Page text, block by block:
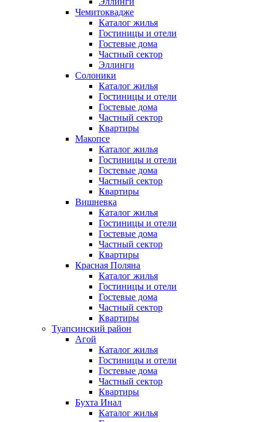
Чемитоквадже
Каталог жилья
Гостиницы и отели
Гостевые дома
Частный сектор
Эллинги
Солоники
Каталог жилья
Гостиницы и отели
Гостевые дома
Частный сектор
Квартиры
Макопсе
Каталог жилья
Гостиницы и отели
Гостевые дома
Частный сектор
Квартиры
Вишневка
Каталог жилья
Гостиницы и отели
Гостевые дома
Частный сектор
Квартиры
Красная Поляна
Каталог жилья
Гостиницы и отели
Гостевые дома
Частный сектор
Квартиры
Туапсинский район
Агой
Каталог жилья
Гостиницы и отели
Гостевые дома
Частный сектор
Квартиры
Бухта Инал
Каталог жилья